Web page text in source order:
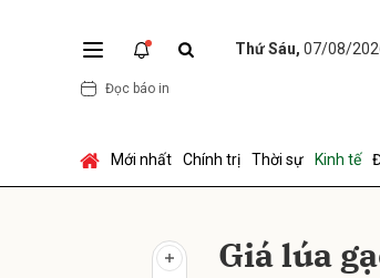
Thứ Sáu, 07/08/
Đọc báo in
Mới nhất Chính trị Thời sự Kinh tế
Giá lúa